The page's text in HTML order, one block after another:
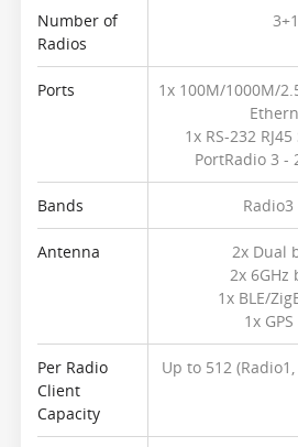
Number of
Radios
Ports
1x 100M/1000M/
1x RS-232
PortRadio 3 -
Bands Radio3
Antenna
2x Dual
2x 6GHz
1x BLE/
1x
Per Radio
Client
Capacity
Up to 512